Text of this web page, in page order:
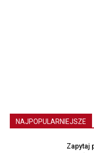
NAJPOPULARNIEJSZE
Zapytaj